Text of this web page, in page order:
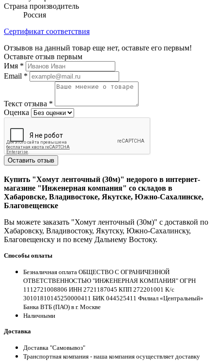
Страна производитель
Россия
Сертификат соответствия
Отзывов на данный товар еще нет, оставьте его первым!
Оставьте отзыв первым
Имя *
Email *
Текст отзыва *
Оценка
Оставить отзыв
Купить "Хомут ленточный (30м)" недорого в интернет-
магазине "Инженерная компания" со складов в
Хабаровске, Владивостоке, Якутске, Южно-Сахалинске,
Благовещенске
Вы можете заказать "Хомут ленточный (30м)" с доставкой по
Хабаровску, Владивостоку, Якутску, Южно-Сахалинску,
Благовещенску и по всему Дальнему Востоку.
Способы оплаты
Безналичная оплата ОБЩЕСТВО С ОГРАНИЧЕННОЙ
ОТВЕТСТВЕННОСТЬЮ "ИНЖЕНЕРНАЯ КОМПАНИЯ" ОГРН
1112721008806 ИНН 2721187045 КПП 272201001 К/с
30101810145250000411 БИК 044525411 Филиал «Центральный»
Банка ВТБ (ПАО) в г. Москве
Наличными
Доставка
Доставка "Самовывоз"
Транспортная компания - наша компания осуществляет доставку